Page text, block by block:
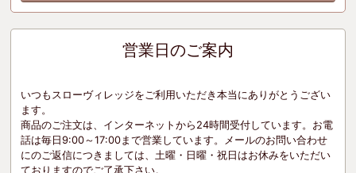
営業日のご案内
いつもスローヴィレッジをご利用いただき本当にありがとうござい
ます。
商品のご注文は、インターネットから24時間受付しています。お電
話は毎日9:00～17:00まで営業しています。メールのお問い合わせ
にのご返信につきましては、土曜・日曜・祝日はお休みをいただい
ておりますのでご了承下さい。